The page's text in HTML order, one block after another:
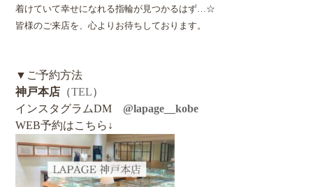
着けていて幸せになれる指輪が見つかるはず…☆
皆様のご来店を、心よりお待ちしております。
▼ご予約方法
神戸本店 （TEL）
インスタグラムDM @lapage__kobe
WEB予約はこちら↓